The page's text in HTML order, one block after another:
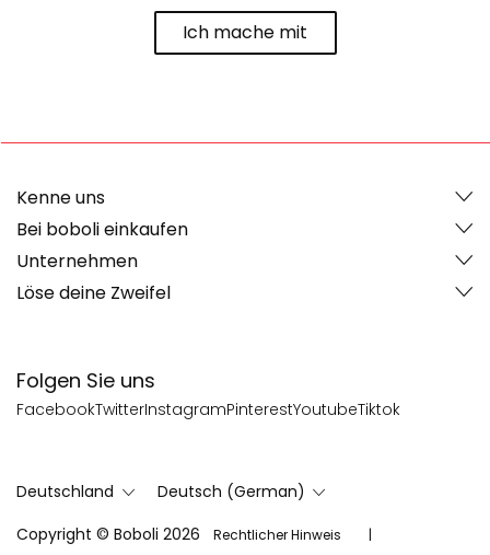
Ich mache mit
Folgen Sie uns
FacebookTwitterInstagramPinterestYoutubeTiktok
Kenne uns
Bei boboli einkaufen
Unternehmen
Löse deine Zweifel
Deutschland
Deutsch (German)
Copyright © Boboli 2026
Rechtlicher Hinweis